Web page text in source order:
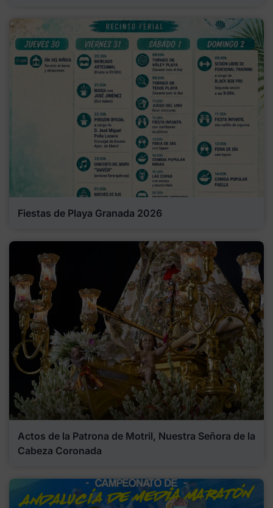
Fiestas de Playa Granada 2026
Actos de la Patrona de Motril, Nuestra Señora de la
Cabeza Coronada